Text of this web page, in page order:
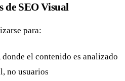
de SEO Visual
para:
donde el contenido es analizado
no usuarios